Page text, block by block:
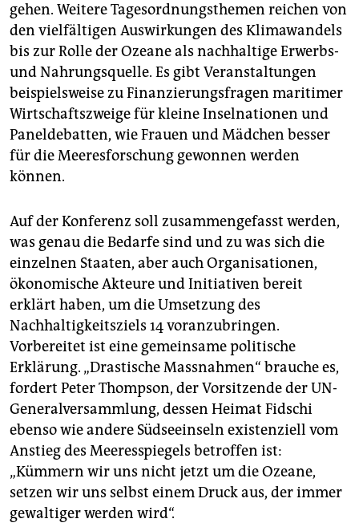
gehen. Weitere Tagesordnungsthemen reichen von
den vielfältigen Auswirkungen des Klimawandels
bis zur Rolle der Ozeane als nachhaltige Erwerbs-
und Nahrungsquelle. Es gibt Veranstaltungen
beispielsweise zu Finanzierungsfragen maritimer
Wirtschaftszweige für kleine Inselnationen und
Paneldebatten, wie Frauen und Mädchen besser
für die Meeresforschung gewonnen werden
können.
Auf der Konferenz soll zusammengefasst werden,
was genau die Bedarfe sind und zu was sich die
einzelnen Staaten, aber auch Organisationen,
ökonomische Akteure und Initiativen bereit
erklärt haben, um die Umsetzung des
Nachhaltigkeitsziels 14 voranzubringen.
Vorbereitet ist eine gemeinsame politische
Erklärung. „Drastische Massnahmen“ brauche es,
fordert Peter Thompson, der Vorsitzende der UN-
Generalversammlung, dessen Heimat Fidschi
ebenso wie andere Südseeinseln existenziell vom
Anstieg des Meeresspiegels betroffen ist:
„Kümmern wir uns nicht jetzt um die Ozeane,
setzen wir uns selbst einem Druck aus, der immer
gewaltiger werden wird“.